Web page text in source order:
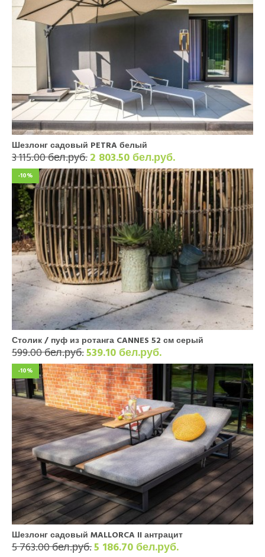
Шезлонг садовый PETRA белый
3 115.00 бел.руб.2 803.50 бел.руб.
-10%
Столик / пуф из ротанга CANNES 52 см серый
599.00 бел.руб.539.10 бел.руб.
-10%
Шезлонг садовый MALLORCA II антрацит
5 763.00 бел.руб.5 186.70 бел.руб.